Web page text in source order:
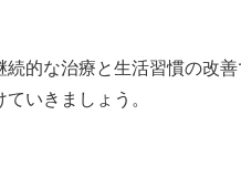
的な治療と生活習慣の改
いきましょう。